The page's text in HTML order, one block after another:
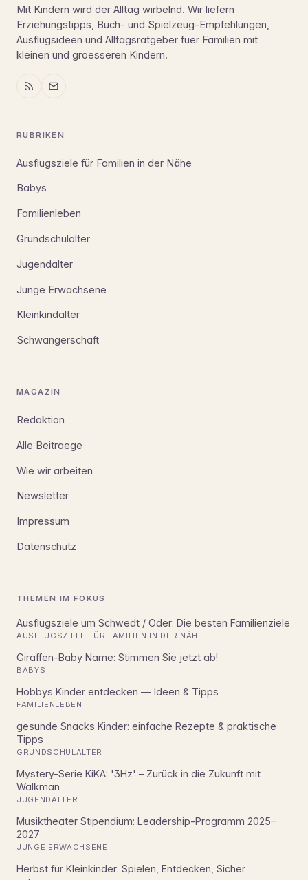
Mit Kindern wird der Alltag wirbelnd. Wir liefern
Erziehungstipps, Buch- und Spielzeug-Empfehlungen,
Ausflugsideen und Alltagsratgeber fuer Familien mit
kleinen und groesseren Kindern.
RUBRIKEN
Ausflugsziele für Familien in der Nähe
Babys
Familienleben
Grundschulalter
Jugendalter
Junge Erwachsene
Kleinkindalter
Schwangerschaft
MAGAZIN
Redaktion
Alle Beitraege
Wie wir arbeiten
Newsletter
Impressum
Datenschutz
THEMEN IM FOKUS
Ausflugsziele um Schwedt / Oder: Die besten Familienziele
AUSFLUGSZIELE FÜR FAMILIEN IN DER NÄHE
Giraffen-Baby Name: Stimmen Sie jetzt ab!
BABYS
Hobbys Kinder entdecken — Ideen & Tipps
FAMILIENLEBEN
gesunde Snacks Kinder: einfache Rezepte & praktische
Tipps
GRUNDSCHULALTER
Mystery-Serie KiKA: '3Hz' – Zurück in die Zukunft mit
Walkman
JUGENDALTER
Musiktheater Stipendium: Leadership-Programm 2025–
2027
JUNGE ERWACHSENE
Herbst für Kleinkinder: Spielen, Entdecken, Sicher